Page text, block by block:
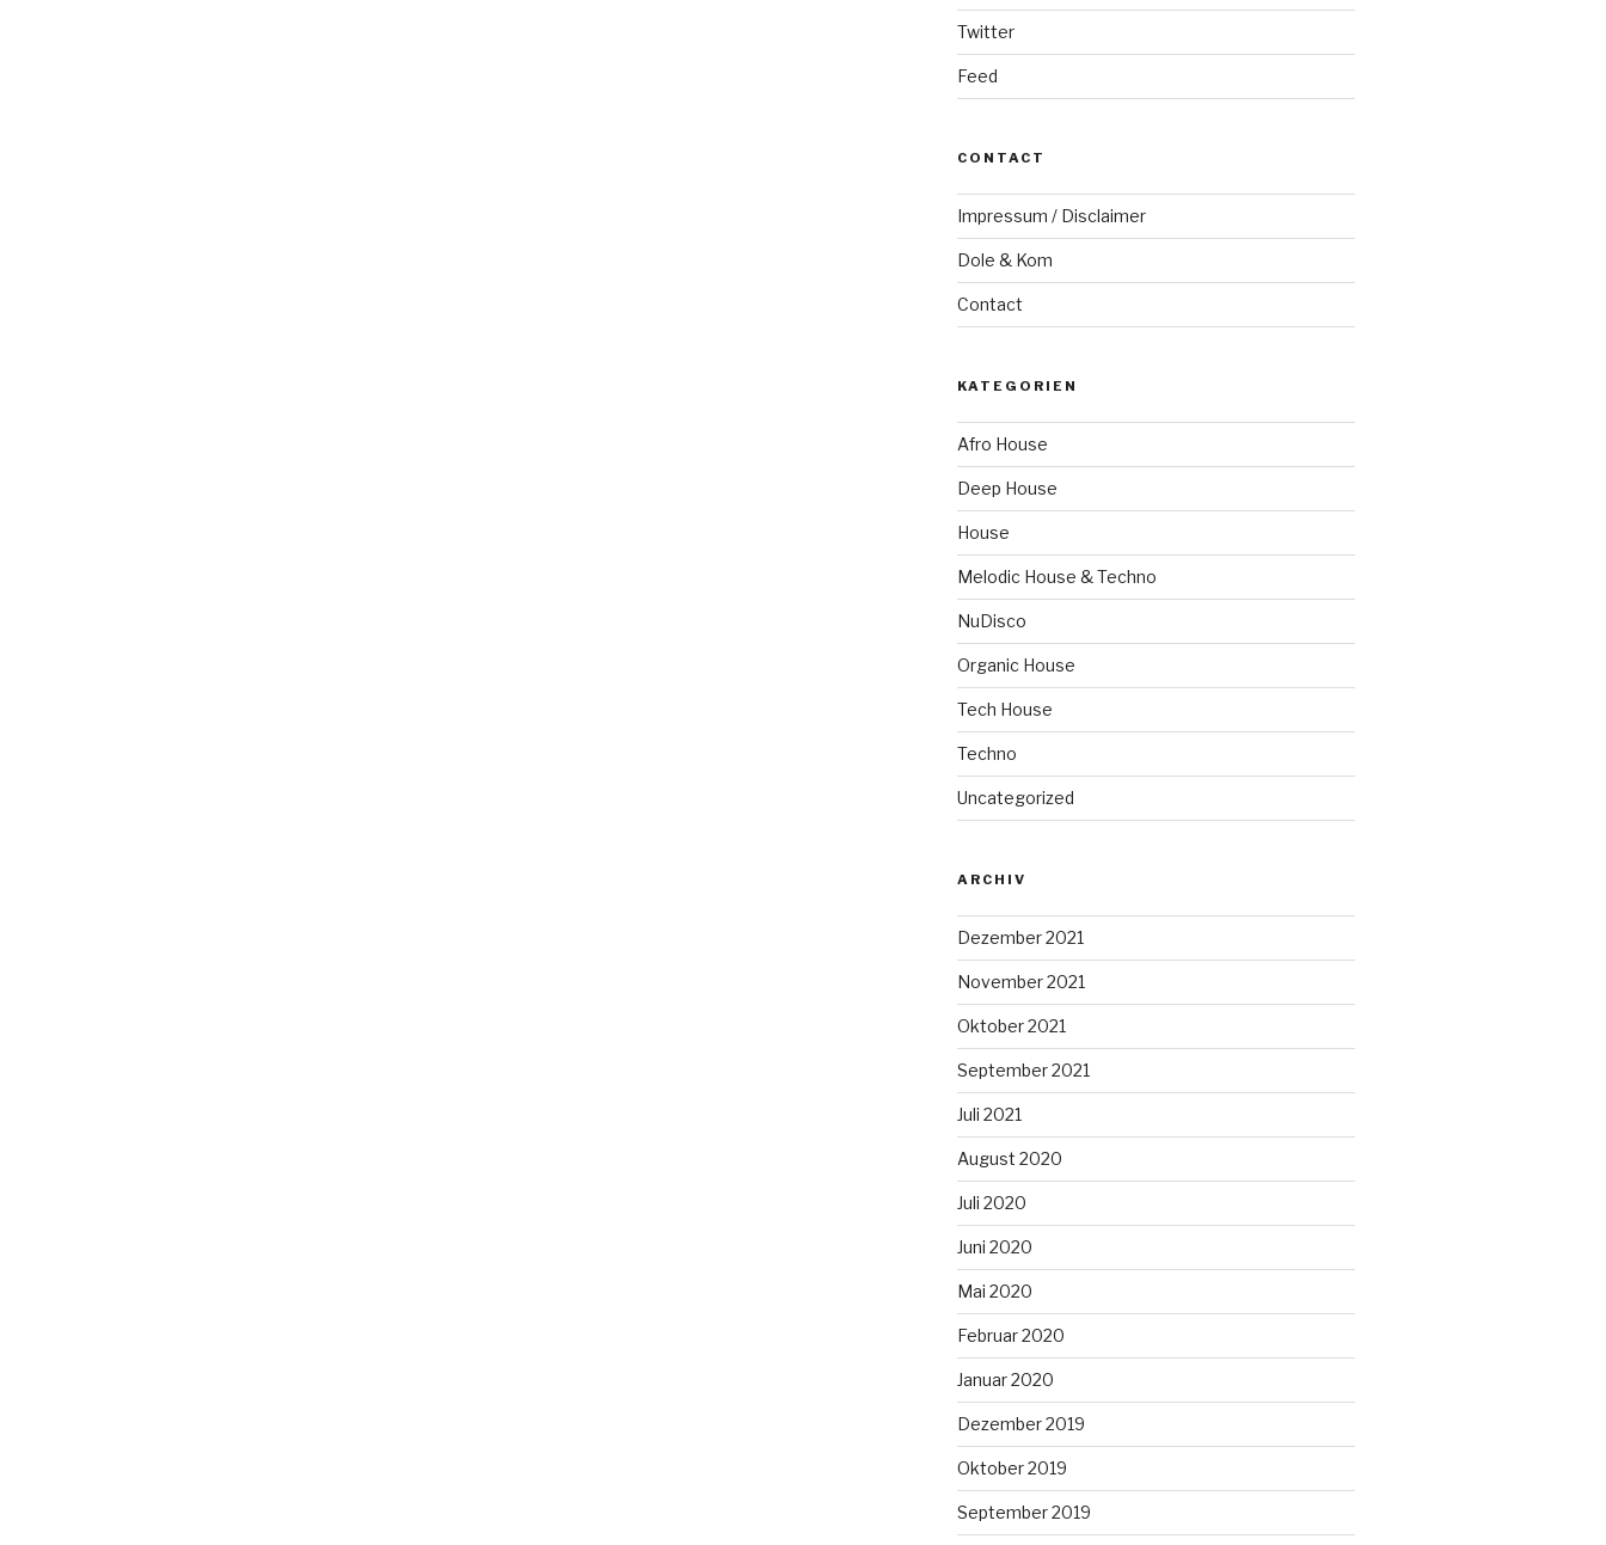
Twitter
Feed
CONTACT
Impressum / Disclaimer
Dole & Kom
Contact
KATEGORIEN
Afro House
Deep House
House
Melodic House & Techno
NuDisco
Organic House
Tech House
Techno
Uncategorized
ARCHIV
Dezember 2021
November 2021
Oktober 2021
September 2021
Juli 2021
August 2020
Juli 2020
Juni 2020
Mai 2020
Februar 2020
Januar 2020
Dezember 2019
Oktober 2019
September 2019